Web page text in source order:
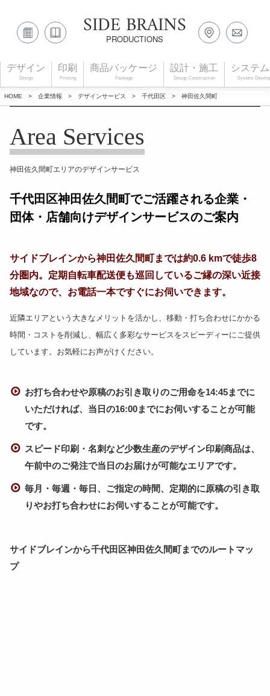
SIDE BRAINS
PRODUCTIONS
デザイン
Design
印刷
Printing
商品パッケージ
Package
設計・施工
Design Construction
システ
System
HOME > 企業情報 > デザインサービス > 千代田区 > 神田佐久間町
Area Services
神田佐久間町エリアのデザインサービス
千代田区神田佐久間町でご活躍される企業・
団体・店舗向けデザインサービスのご案内
サイドブレインから神田佐久間町までは約0.6 kmで徒歩8
分圏内。定期自転車配送便も巡回しているご縁の深い近接
地域なので、お電話一本ですぐにお伺いできます。
近隣エリアという大きなメリットを活かし、移動・打ち合わせにかかる
時間・コストを削減し、幅広く多彩なサービスをスピーディーにご提供
しています。お気軽にお声がけください。
お打ち合わせや原稿のお引き取りのご用命を14:45までに
いただければ、当日の16:00までにお伺いすることが可能
です。
スピード印刷・名刺など少数生産のデザイン印刷商品は、
午前中のご発注で当日のお届けが可能なエリアです。
毎月・毎週・毎日、ご指定の時間、定期的に原稿の引き取
りやお打ち合わせにお伺いすることが可能です。
サイドブレインから千代田区神田佐久間町までのルートマッ
プ